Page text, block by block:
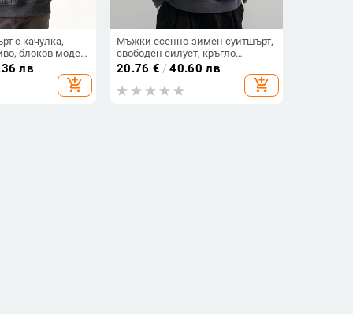
с качулка,
блоков модел,
лв
add_shopping_cart
Мъжки есенно-зимен суитшърт,
свободен силует, кръгло
деколте, дълъг ръкав, еднотонен
базов топ
20.76 € /40.60 лв
add_shopping_cart